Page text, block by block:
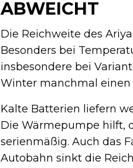
ABWEICHT
Die Reichweite des
Besonders bei
insbesondere bei
Winter manchmal einen
Kalte Batterien liefern
Die Wärmepumpe hilft,
serienmäßig. Auch das
Autobahn sinkt die